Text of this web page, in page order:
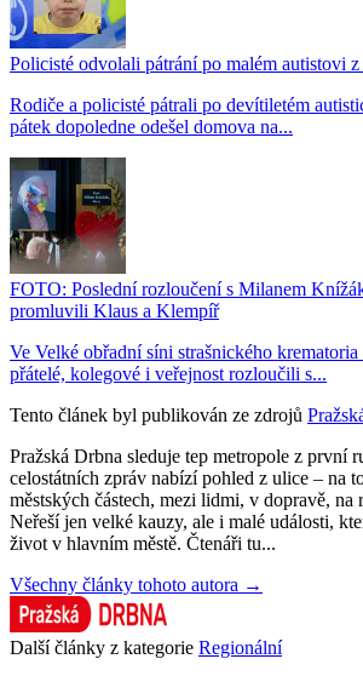
Policisté odvolali pátrání po malém autistovi
Rodiče a policisté pátrali po devítiletém
pátek dopoledne odešel domova na...
FOTO: Poslední rozloučení s Milanem
promluvili Klaus a Klempíř
Ve Velké obřadní síni strašnického krematoria
přátelé, kolegové i veřejnost rozloučili s...
Tento článek byl publikován ze zdrojů
Pražská Drbna sleduje tep metropole z první
celostátních zpráv nabízí pohled z ulice – na
městských částech, mezi lidmi, v dopravě,
Neřeší jen velké kauzy, ale i malé události,
život v hlavním městě. Čtenáři tu...
Všechny články tohoto autora →
Další články z kategorie Regionální